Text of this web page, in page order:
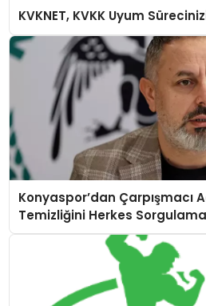
KVKNET, KVKK Uyum
Konyaspor’dan Çarpışmacı
Temizliğini Herkes